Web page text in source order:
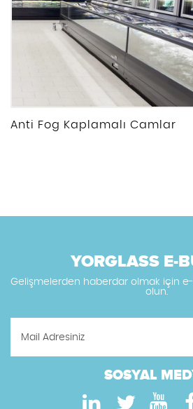
Anti Fog Kaplamalı Camlar
YORGLASS E-
Gelişmelerden haberdar olmak için
olun.
SOSYAL